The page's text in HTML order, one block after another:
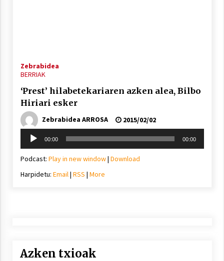
Zebrabidea
BERRIAK
‘Prest’ hilabetekariaren azken alea, Bilbo
Hiriari esker
Zebrabidea ARROSA
2015/02/02
Soinu
erreproduzigailua
00:00 00:00
Podcast: Play in new window| Download
Harpidetu: Email| RSS | More
Azken txioak